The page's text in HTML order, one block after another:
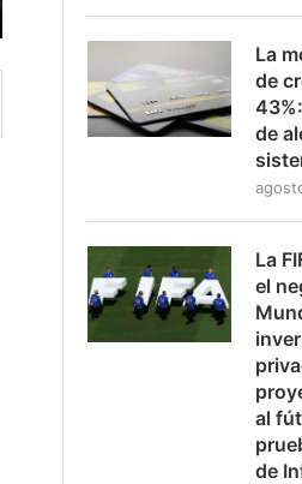
La
de
de
La
el
al
de